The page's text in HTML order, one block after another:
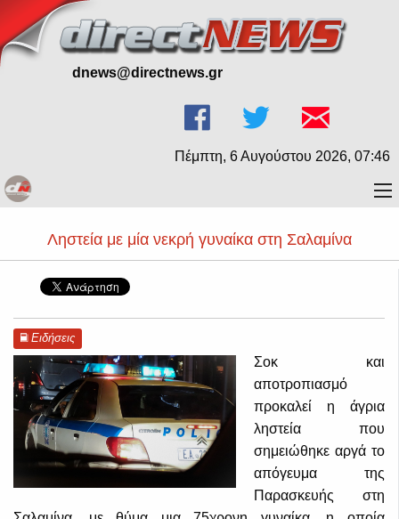
dnews@directnews.gr
Πέμπτη, 6 Αυγούστου 2026, 07:46
Ληστεία με μία νεκρή γυναίκα στη Σαλαμίνα
Ειδήσεις
Σοκ και
αποτροπιασμό
προκαλεί η άγρια
ληστεία που
σημειώθηκε αργά το
απόγευμα της
Παρασκευής στη